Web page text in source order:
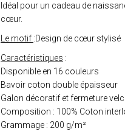
Idéal pour un cadeau de
cœur.
Le motif :Design de cœur stylisé
Caractéristiques :
Disponible en 16 couleurs
Bavoir coton double épaisseur
Galon décoratif et fermeture
Composition : 100% Coton
Grammage : 200 g/m²